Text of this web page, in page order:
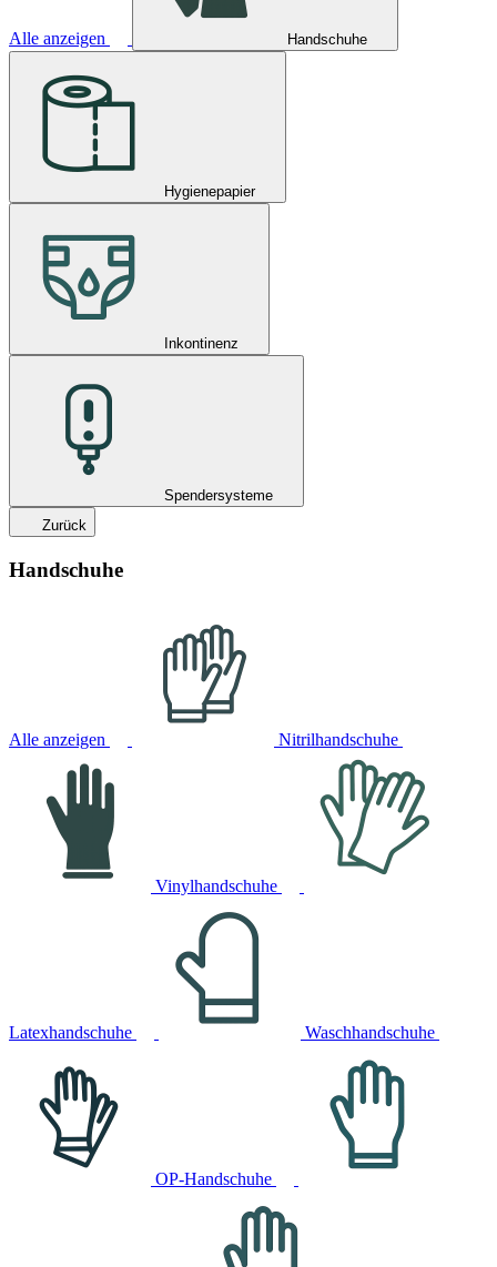
Alle anzeigen Handschuhe
Hygienepapier
Inkontinenz
Spendersysteme
Zurück
Handschuhe
Alle anzeigen Nitrilhandschuhe
Vinylhandschuhe
Latexhandschuhe Waschhandschuhe
OP-Handschuhe